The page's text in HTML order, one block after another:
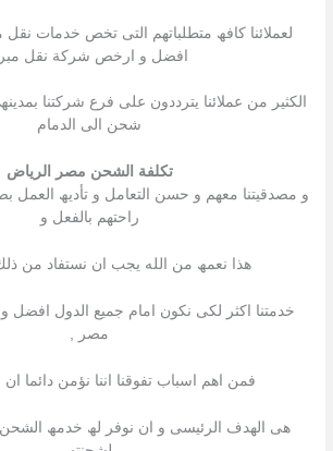
لعملائنا كافھ متطلباتھم التى تخص خدمات نقل
افضل و ارخص شركة نقل
الكثیر من عملائنا یترددون على فرع شركتنا
شحن الى الدمام
تكلفة الشحن مصر الرياض
و مصدقیتنا معھم و حسن التعامل و تأدیھ العمل
راحتھم بالفعل و
ھذا نعمھ من الله یجب ان نستفاد من
خدمتنا اكثر لكى نكون امام جمیع الدول
مصر ,
فمن اھم اسباب تفوقنا اننا نؤمن دائما
ھى الھدف الرئیسى و ان نوفر لھ خدمھ